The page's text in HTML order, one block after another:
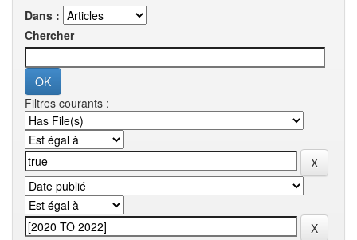
Dans :
Chercher
Filtres courants :